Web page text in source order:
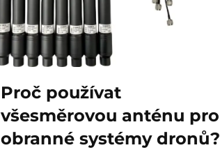
Proč používat
všesměrovou anténu pro
obranné systémy dronů?